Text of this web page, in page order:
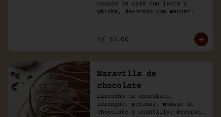
mousse de café con leche y
whisky, decorado con manjar.
S/ 92.00
Maravilla de
chocolate
Bizcocho de chocolate,
merengue, pecanas, mousse de
chocolate y chantilly. Decorado